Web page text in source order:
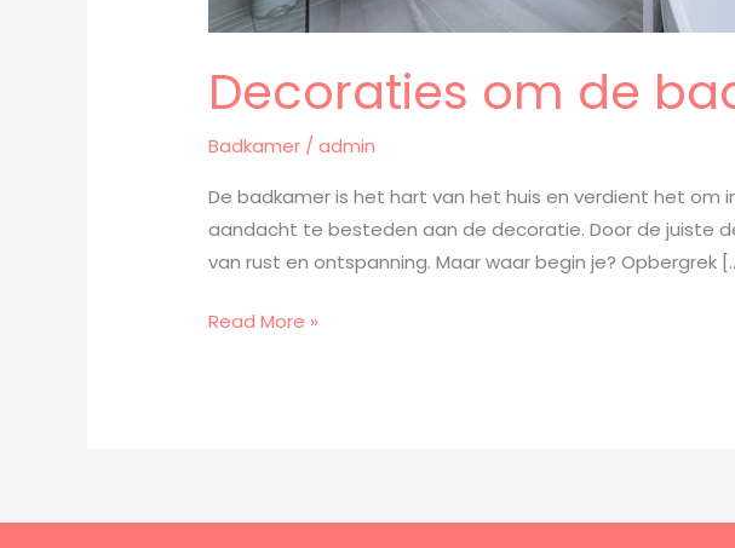
Decoraties om de
Badkamer /admin
De badkamer is het hart van het huis en verdient het om
aandacht te besteden aan de decoratie. Door de juiste
van rust en ontspanning. Maar waar begin je? Opbergrek
Read More »